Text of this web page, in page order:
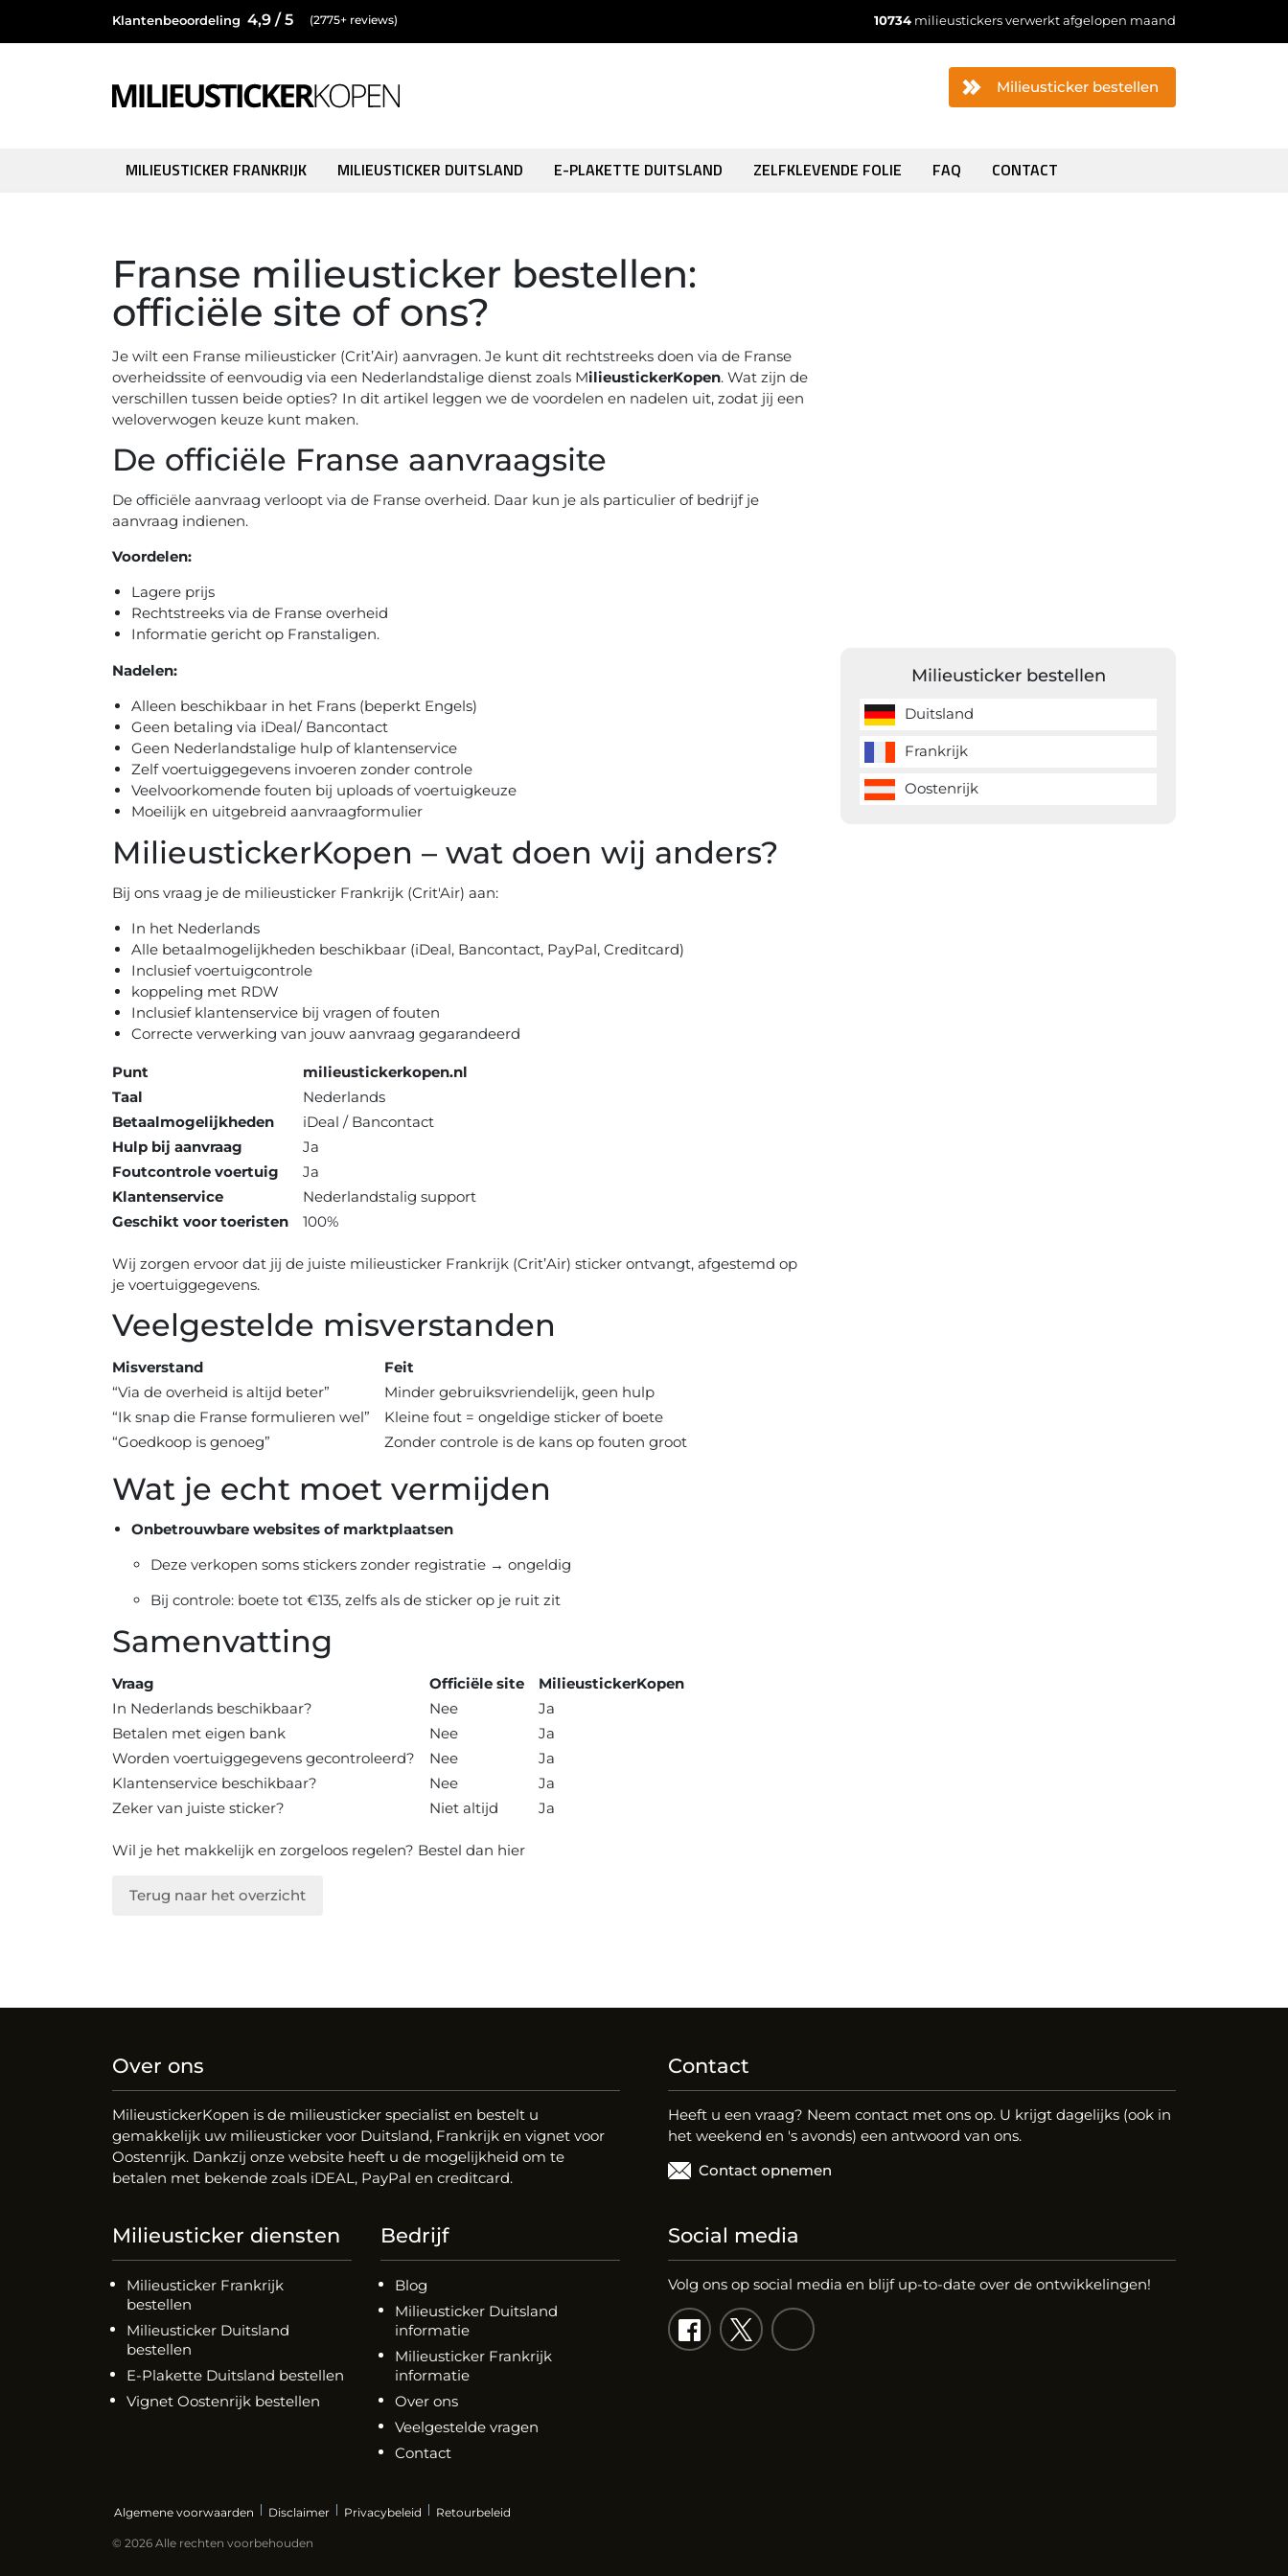
Klantenbeoordeling 4,9 / 5 (2775+ reviews) 10734 milieustickers verwerkt afgelopen maand
Milieusticker bestellen
MILIEUSTICKER FRANKRIJK MILIEUSTICKER DUITSLAND E-PLAKETTE DUITSLAND ZELFKLEVENDE FOLIE FAQ CONTACT
Franse milieusticker bestellen:
officiële site of ons?
Je wilt een Franse milieusticker (Crit’Air) aanvragen. Je kunt dit rechtstreeks doen via de Franse
overheidssite of eenvoudig via een Nederlandstalige dienst zoals MilieustickerKopen. Wat zijn de
verschillen tussen beide opties? In dit artikel leggen we de voordelen en nadelen uit, zodat jij een
weloverwogen keuze kunt maken.
De officiële Franse aanvraagsite
De officiële aanvraag verloopt via de Franse overheid. Daar kun je als particulier of bedrijf je
aanvraag indienen.
Voordelen:
Lagere prijs
Rechtstreeks via de Franse overheid
Informatie gericht op Franstaligen.
Nadelen:
Alleen beschikbaar in het Frans (beperkt Engels)
Geen betaling via iDeal/ Bancontact
Geen Nederlandstalige hulp of klantenservice
Zelf voertuiggegevens invoeren zonder controle
Veelvoorkomende fouten bij uploads of voertuigkeuze
Moeilijk en uitgebreid aanvraagformulier
MilieustickerKopen – wat doen wij anders?
Bij ons vraag je de milieusticker Frankrijk (Crit'Air) aan:
In het Nederlands
Alle betaalmogelijkheden beschikbaar (iDeal, Bancontact, PayPal, Creditcard)
Inclusief voertuigcontrole
koppeling met RDW
Inclusief klantenservice bij vragen of fouten
Correcte verwerking van jouw aanvraag gegarandeerd
Punt
milieustickerkopen.nl
Taal
Nederlands
Betaalmogelijkheden
iDeal / Bancontact
Hulp bij aanvraag
Ja
Foutcontrole voertuig
Ja
Klantenservice
Nederlandstalig support
Geschikt voor toeristen
100%
Wij zorgen ervoor dat jij de juiste milieusticker Frankrijk (Crit’Air) sticker ontvangt, afgestemd op
je voertuiggegevens.
Veelgestelde misverstanden
Misverstand
Feit
“Via de overheid is altijd beter”
Minder gebruiksvriendelijk, geen hulp
“Ik snap die Franse formulieren wel”
Kleine fout = ongeldige sticker of boete
“Goedkoop is genoeg”
Zonder controle is de kans op fouten groot
Wat je echt moet vermijden
Onbetrouwbare websites of marktplaatsen
Deze verkopen soms stickers zonder registratie → ongeldig
Bij controle: boete tot €135, zelfs als de sticker op je ruit zit
Samenvatting
Vraag Officiële site
MilieustickerKopen
In Nederlands beschikbaar?
Nee
Ja
Betalen met eigen bank
Nee
Ja
Worden voertuiggegevens gecontroleerd?
Nee
Ja
Klantenservice beschikbaar?
Nee
Ja
Zeker van juiste sticker?
Niet altijd Ja
Wil je het makkelijk en zorgeloos regelen? Bestel dan hier
Milieusticker bestellen
Duitsland
Frankrijk
Oostenrijk
Terug naar het overzicht
Over ons
MilieustickerKopen is de milieusticker specialist en bestelt u
gemakkelijk uw milieusticker voor Duitsland, Frankrijk en vignet voor
Oostenrijk. Dankzij onze website heeft u de mogelijkheid om te
betalen met bekende zoals iDEAL, PayPal en creditcard.
Contact
Heeft u een vraag? Neem contact met ons op. U krijgt dagelijks (ook in
het weekend en 's avonds) een antwoord van ons.
Contact opnemen
Bedrijf
Blog
Milieusticker Duitsland
informatie
Milieusticker Frankrijk
informatie
Over ons
Veelgestelde vragen
Contact
Milieusticker diensten
Milieusticker Frankrijk
bestellen
Milieusticker Duitsland
bestellen
E-Plakette Duitsland bestellen
Vignet Oostenrijk bestellen
Social media
Volg ons op social media en blijf up-to-date over de ontwikkelingen!
Algemene voorwaarden Disclaimer Privacybeleid Retourbeleid
© 2026 Alle rechten voorbehouden